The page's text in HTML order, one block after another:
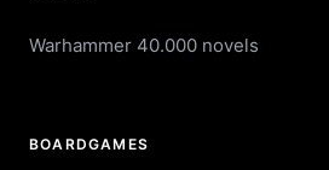
Warhammer 40.000 novels
BOARDGAMES